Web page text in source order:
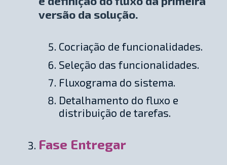
versão da solução.
Cocriação de funcionalidades.
Seleção das funcionalidades.
Fluxograma do sistema.
Detalhamento do fluxo e
distribuição de tarefas.
Fase Entregar